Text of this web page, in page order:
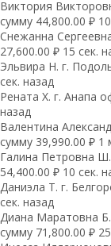
Виктория
сумму 44,800.00 ₽
Снежанна
27,600.00 ₽ 15 сек.
Эльвира Н. г.
сек. назад
Рената Х. г. Анапа
назад
Валентина
сумму 39,990.00 ₽ 1
Галина Петровна
54,400.00 ₽ 10 сек.
Даниэла Т. г.
сек. назад
Диана Маратовна
сумму 71,800.00 ₽